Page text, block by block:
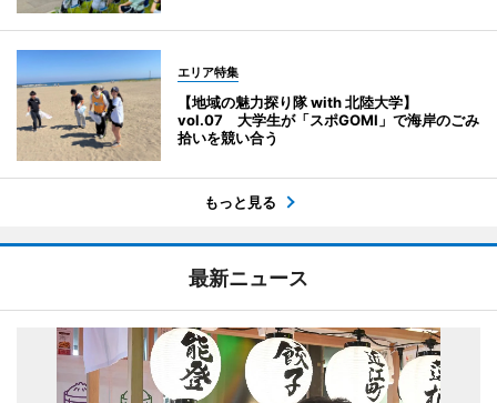
エリア特集
【地域の魅力探り隊 with 北陸大学】
vol.07 大学生が「スポGOMI」で海岸のごみ
拾いを競い合う
もっと見る
最新ニュース